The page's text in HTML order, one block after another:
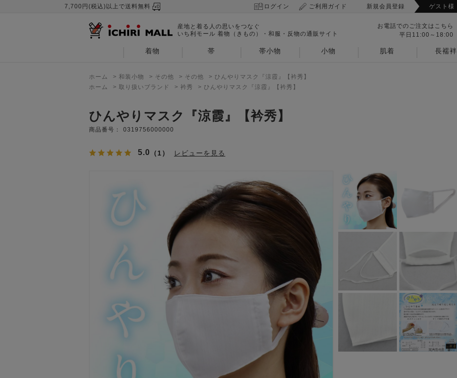
7,700円(税込)以上で送料無料 ログイン ご利用ガイド 新規会員登録 ゲスト様
産地と着る人の思いをつなぐ
いち利モール 着物（きもの）・和服・反物の通販サイト
お電話でのご注文はこちら
平日11:00～18:00
着物 帯 帯小物 小物 肌着
長襦袢
ホーム > 和装小物 > その他 > その他 > ひんやりマスク『涼霞』【衿秀】
ホーム
> 取り扱いブランド > 衿秀 > ひんやりマスク『涼霞』【衿秀】
ひんやりマスク『涼霞』【衿秀】
商品番号： 0319756000000
5.0 （1） レビューを見る